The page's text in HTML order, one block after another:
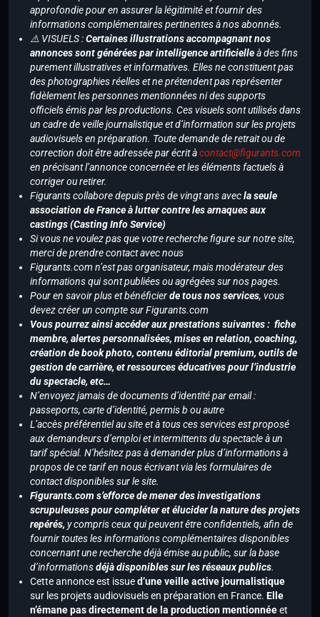
approfondie pour en assurer la légitimité et fournir des
informations complémentaires pertinentes à nos abonnés.
⚠️ VISUELS :Certaines illustrations accompagnant nos
annonces sont générées par intelligence artificielleà des fins
purement illustratives et informatives. Elles ne constituent pas
des photographies réelles et ne prétendent pas représenter
fidèlement les personnes mentionnées ni des supports
officiels émis par les productions. Ces visuels sont utilisés dans
un cadre de veille journalistique et d’information sur les projets
audiovisuels en préparation. Toute demande de retrait ou de
correction doit être adressée par écrit àcontact@figurants.com
en précisant l’annonce concernée et les éléments factuels à
corriger ou retirer.
Figurants collabore depuis près de vingt ans avecla seule
association de France à lutter contre les arnaques aux
castings (Casting Info Service)
Si vous ne voulez pas que votre recherche figure sur notre site,
merci de prendre contact avec nous
Figurants.com n’est pas organisateur, mais modérateur des
informations qui sont publiées ou agrégées sur nos pages.
Pour en savoir plus et bénéficierde tous nos services, vous
devez créer un compte sur Figurants.com
Vous pourrez ainsi accéder aux prestations suivantes : fiche
membre, alertes personnalisées, mises en relation, coaching,
création de book photo, contenu éditorial premium, outils de
gestion de carrière, et ressources éducatives pour l’industrie
du spectacle, etc…
N’envoyez jamais de documents d’identité par email :
passeports, carte d’identité, permis b ou autre
L’accès préférentiel au site et à tous ces services est proposé
aux demandeurs d’emploi et intermittents du spectacle à un
tarif spécial. N’hésitez pas à demander plus d’informations à
propos de ce tarif en nous écrivant via les formulaires de
contact disponibles sur le site.
Figurants.com s’efforce de mener des investigations
scrupuleuses pour compléter et élucider la nature des projets
repérés, y compris ceux qui peuvent être confidentiels, afin de
fournir toutes les informations complémentaires disponibles
concernant une recherche déjà émise au public, sur la base
d’informationsdéjà disponibles sur les réseaux publics.
Cette annonce est issued’une veille active journalistique
sur les projets audiovisuels en préparation en France. Elle
n’émane pas directement de la production mentionnéeet